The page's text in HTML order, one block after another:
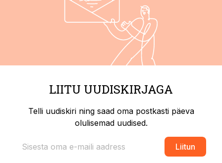
LIITU UUDISKIRJAGA
Telli uudiskiri ning saad oma postkasti päeva
olulisemad uudised.
Liitun